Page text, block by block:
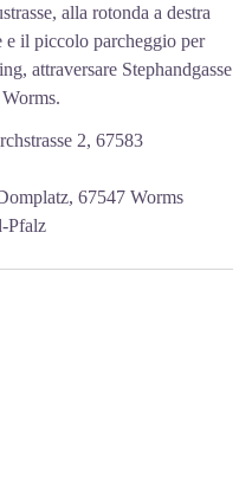
alla rotonda a destra
e il piccolo parcheggio per
attraversare Stephandgasse
2, 67583
67547 Worms
Pfalz